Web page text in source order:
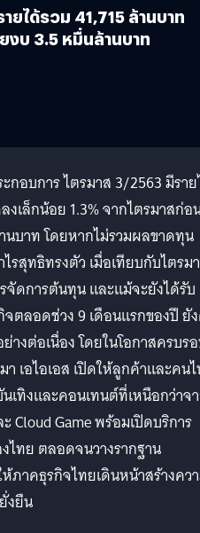
ยได้รวม 41,715 ล้านบาท
บ 3.5 หมื่นล้านบาท
กอบการ ไตรมาส 3/2563 มีรา
งเล็กน้อย 1.3% จากไตรมาสก่อ
นบาท โดยหากไม่รวมผลขาดทุน
รสุทธิทรงตัว เมื่อเทียบกับไตรม
จัดการต้นทุน และแม้จะยังได้รับ
ตลอดช่วง 9 เดือนแรกของปี ยั
างต่อเนื่อง โดยในโอกาสครบร
เอไอเอส เปิดให้ลูกค้าและคน
ทิงและคอนเทนต์ที่เหนือกว่าจ
Cloud Game พร้อมเปิดบริการ
ไทย ตลอดจนวางรากฐาน
ภาคธุรกิจไทยเดินหน้าสร้างคว
งยืน